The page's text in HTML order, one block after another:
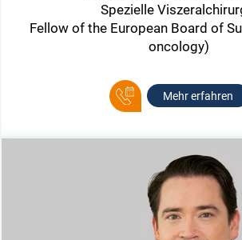
Spezielle
Fellow of the European Board of
oncology)
Mehr erfahren